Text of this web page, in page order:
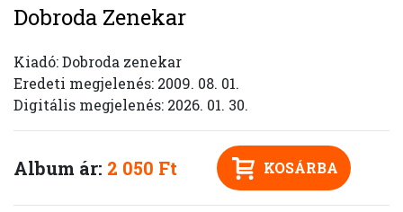
Dobroda Zenekar
Kiadó: Dobroda zenekar
Eredeti megjelenés: 2009. 08. 01.
Digitális megjelenés: 2026. 01. 30.
Album ár: 2 050 Ft KOSÁRBA